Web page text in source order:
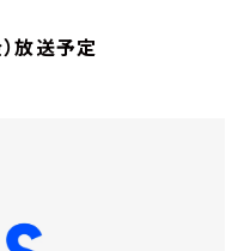
放送予定